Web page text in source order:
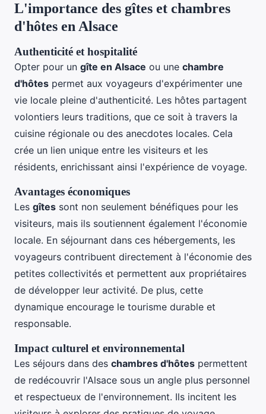
L'importance des gîtes et chambres
d'hôtes en Alsace
Authenticité et hospitalité
Opter pour un gîte en Alsace ou une chambre
d'hôtes permet aux voyageurs d'expérimenter une
vie locale pleine d'authenticité. Les hôtes partagent
volontiers leurs traditions, que ce soit à travers la
cuisine régionale ou des anecdotes locales. Cela
crée un lien unique entre les visiteurs et les
résidents, enrichissant ainsi l'expérience de voyage.
Avantages économiques
Les gîtes sont non seulement bénéfiques pour les
visiteurs, mais ils soutiennent également l'économie
locale. En séjournant dans ces hébergements, les
voyageurs contribuent directement à l'économie des
petites collectivités et permettent aux propriétaires
de développer leur activité. De plus, cette
dynamique encourage le tourisme durable et
responsable.
Impact culturel et environnemental
Les séjours dans des chambres d'hôtes permettent
de redécouvrir l'Alsace sous un angle plus personnel
et respectueux de l'environnement. Ils incitent les